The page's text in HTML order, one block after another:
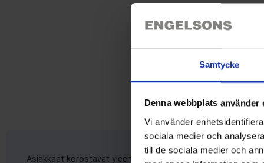
Samtycke
Denna webbplats använder
Vi använder
sociala medier och
till de sociala medier och
Asiakkaat korostavat yleensä hyvää istuvuutta,